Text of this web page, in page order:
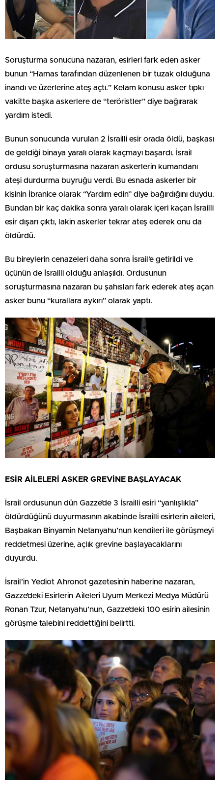
Soruşturma sonucuna nazaran, esirleri fark eden asker
bunun “Hamas tarafından düzenlenen bir tuzak olduğuna
inandı ve üzerlerine ateş açtı.” Kelam konusu asker tıpkı
vakitte başka askerlere de “teröristler” diye bağırarak
yardım istedi.
Bunun sonucunda vurulan 2 İsrailli esir orada öldü, başkası
de geldiği binaya yaralı olarak kaçmayı başardı. İsrail
ordusu soruşturmasına nazaran askerlerin kumandanı
ateşi durdurma buyruğu verdi. Bu esnada askerler bir
kişinin İbranice olarak “Yardım edin” diye bağırdığını duydu.
Bundan bir kaç dakika sonra yaralı olarak içeri kaçan İsrailli
esir dışarı çıktı, lakin askerler tekrar ateş ederek onu da
öldürdü.
Bu bireylerin cenazeleri daha sonra İsrail’e getirildi ve
üçünün de İsrailli olduğu anlaşıldı. Ordusunun
soruşturmasına nazaran bu şahısları fark ederek ateş açan
asker bunu “kurallara aykırı” olarak yaptı.
ESİR AİLELERİ ASKER GREVİNE BAŞLAYACAK
İsrail ordusunun dün Gazze’de 3 İsrailli esiri “yanlışlıkla”
öldürdüğünü duyurmasının akabinde İsrailli esirlerin aileleri,
Başbakan Binyamin Netanyahu’nun kendileri ile görüşmeyi
reddetmesi üzerine, açlık grevine başlayacaklarını
duyurdu.
İsrail’in Yediot Ahronot gazetesinin haberine nazaran,
Gazze’deki Esirlerin Aileleri Uyum Merkezi Medya Müdürü
Ronan Tzur, Netanyahu’nun, Gazze’deki 100 esirin ailesinin
görüşme talebini reddettiğini belirtti.